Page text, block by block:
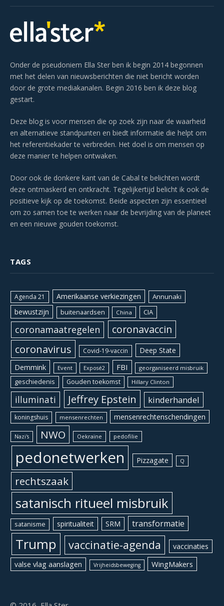
Onder de pseudoniem Ella Ster ben ik begin 2014 begonnen
met het delen van nieuwsberichten die niet bericht worden
door de grote mediakanalen. Begin 2016 ben ik deze blog
gestart.
Deze blog is voor mensen die op zoek zijn naar de waarheid
en alternatieve standpunten en biedt informatie die helpt om
het referentiekader te verbreden. Het doel is om mensen op
deze manier te helpen ontwaken.
Door ook de donkere kant van de Cabal te belichten wordt
deze ontmaskerd en ontkracht. Tegelijkertijd belicht ik ook de
positieve kijk op de toekomst. Beide aspecten zijn essentieel
om zo samen toe te werken naar de bevrijding van de planeet
en een nieuwe gouden toekomst.
TAGS
Agenda 21 Amerikaanse verkiezingen Annunaki
bewustzijn buitenaardsen China CIA
coronamaatregelen coronavaccin
coronavirus Covid-19-vaccin Deep State
Demmink Event Exposé2 FBI georganiseerd misbruik
geschiedenis Gouden toekomst Hillary Clinton
illuminati Jeffrey Epstein kinderhandel
koningshuis mensenrechten mensenrechtenschendingen
Nazi's NWO Oekraïne pedofilie
pedonetwerken Pizzagate Q
rechtszaak
satanisch ritueel misbruik
satanisme spiritualiteit SRM transformatie
Trump vaccinatie-agenda
vaccinaties
valse vlag aanslagen
Vrijheidsbeweging WingMakers